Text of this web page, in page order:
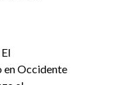
El
en Occidente